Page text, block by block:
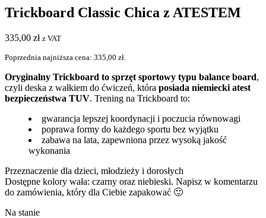
Trickboard Classic Chica z ATESTEM
335,00 zł z VAT
Poprzednia najniższa cena: 335,00 zł
Oryginalny Trickboard to sprzęt sportowy typu balance board,
czyli deska z wałkiem do ćwiczeń, która posiada niemiecki atest
bezpieczeństwa TUV. Trening na Trickboard to:
gwarancja lepszej koordynacji i poczucia równowagi
poprawa formy do każdego sportu bez wyjątku
zabawa na lata, zapewniona przez wysoką jakość
wykonania
Przeznaczenie dla dzieci, młodzieży i dorosłych
Dostępne kolory wała: czarny oraz niebieski. Napisz w komentarzu
do zamówienia, który dla Ciebie zapakować 🙂
Na stanie